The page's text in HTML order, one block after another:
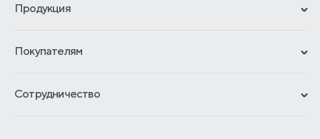
Продукция
Гарантии
Покупателям
Обмен и возврат
Сотрудничество